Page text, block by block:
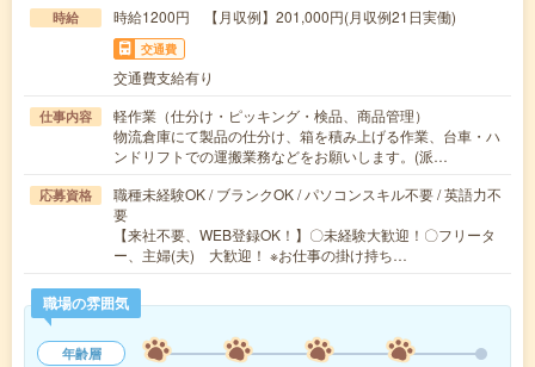
時給 時給1200円 【月収例】201,000円(月収例21日実働)
交通費
交通費支給有り
仕事内容
軽作業（仕分け・ピッキング・検品、商品管理）
物流倉庫にて製品の仕分け、箱を積み上げる作業、台車・ハ
ンドリフトでの運搬業務などをお願いします。(派…
応募資格
職種未経験OK / ブランクOK / パソコンスキル不要 / 英語力不
要
【来社不要、WEB登録OK！】〇未経験大歓迎！〇フリータ
ー、主婦(夫) 大歓迎！ ※お仕事の掛け持ち…
職場の雰囲気
年齢層